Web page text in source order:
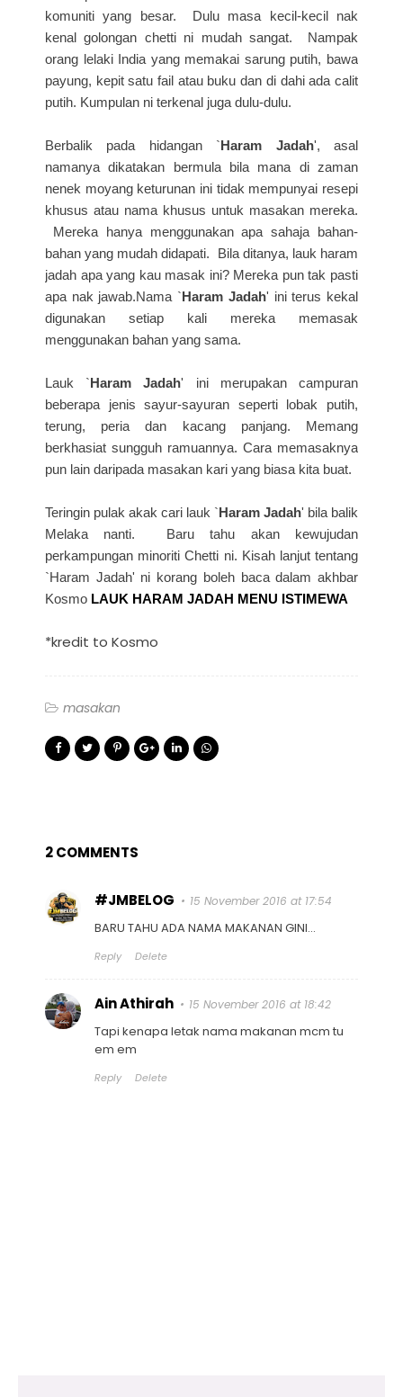
komuniti yang besar. Dulu masa kecil-kecil nak
kenal golongan chetti ni mudah sangat. Nampak
orang lelaki India yang memakai sarung putih, bawa
payung, kepit satu fail atau buku dan di dahi ada calit
putih. Kumpulan ni terkenal juga dulu-dulu.
Berbalik pada hidangan `Haram Jadah', asal
namanya dikatakan bermula bila mana di zaman
nenek moyang keturunan ini tidak mempunyai resepi
khusus atau nama khusus untuk masakan mereka.
Mereka hanya menggunakan apa sahaja bahan-
bahan yang mudah didapati. Bila ditanya, lauk haram
jadah apa yang kau masak ini? Mereka pun tak pasti
apa nak jawab.Nama `Haram Jadah' ini terus kekal
digunakan setiap kali mereka memasak
menggunakan bahan yang sama.
Lauk `Haram Jadah' ini merupakan campuran
beberapa jenis sayur-sayuran seperti lobak putih,
terung, peria dan kacang panjang. Memang
berkhasiat sungguh ramuannya. Cara memasaknya
pun lain daripada masakan kari yang biasa kita buat.
Teringin pulak akak cari lauk `Haram Jadah' bila balik
Melaka nanti. Baru tahu akan kewujudan
perkampungan minoriti Chetti ni. Kisah lanjut tentang
`Haram Jadah' ni korang boleh baca dalam akhbar
Kosmo LAUK HARAM JADAH MENU ISTIMEWA
*kredit to Kosmo
masakan
2 COMMENTS
#JMBELOG 15 November 2016 at 17:54
BARU TAHU ADA NAMA MAKANAN GINI...
Reply Delete
Ain Athirah 15 November 2016 at 18:42
Tapi kenapa letak nama makanan mcm tu
em em
Reply Delete